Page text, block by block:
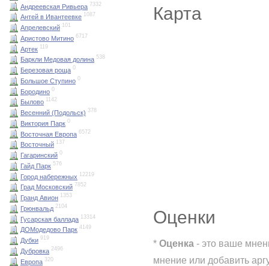
Андреевская Ривьера 7332
Антей в Ивантеевке 1087
Апрелевский 101
Аристово Митино 6717
Артек 119
Баркли Медовая долина 538
Березовая роща 0
Большое Ступино 0
Бородино 0
Былово 1142
Весенний (Подольск) 378
Виктория Парк 0
Восточная Европа 6572
Восточный 137
Гагаринский 0
Гайд Парк 576
Город набережных 12219
Град Московский 7852
Гранд Авион 1353
Грюнвальд 2104
Гусарская баллада 13314
ДОМодедово Парк 4149
Дубки 919
Дубровка 2496
Европа 320
Карта
Оценки
* Оценка - это ваше
мнение или добавить